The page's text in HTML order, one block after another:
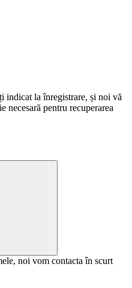
indicat la înregistrare, și noi vă
necesară pentru recuperarea
noi vom contacta în scurt